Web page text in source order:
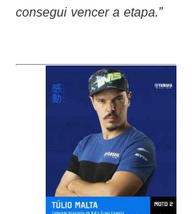
consegui vencer a etapa.”